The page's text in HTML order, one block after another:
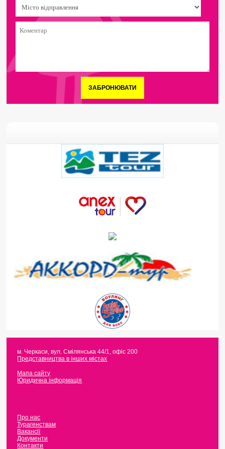
ЗАБРОНЮВАТИ
м. Черкаси,вул. Смілянська 44/1, офіс 200
Представництва в інших містах
Мапа сайту
Юридична інформація
Про нас
Турагенствам
Вакансії
Документи
Контакти